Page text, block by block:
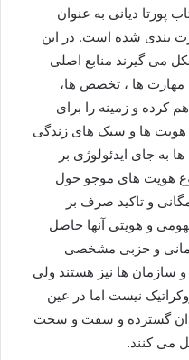
پورتا دیانی به عنوان
بندی شده است. در این
می گیرند منابع اصلی
مهارت ها ، تخصص ها،
کرده و زمینه را برای
هویت ها و سبک های زندگی
به جای ایدئولوژی بر
هویت های موجو حول
و تاکید صرف بر
و هویتی آنها حاصل
و حزبی مشخصی
و سازمان ها نیز هستند ولی
نیست اما در عین
گسترده و سفت و سخت
می کنند.